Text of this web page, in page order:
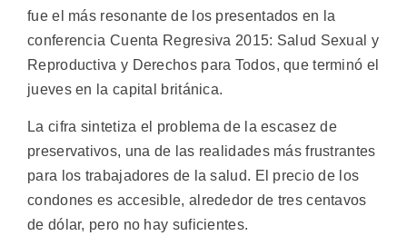
fue el más resonante de los presentados en la
conferencia Cuenta Regresiva 2015: Salud Sexual y
Reproductiva y Derechos para Todos, que terminó el
jueves en la capital británica.
La cifra sintetiza el problema de la escasez de
preservativos, una de las realidades más frustrantes
para los trabajadores de la salud. El precio de los
condones es accesible, alrededor de tres centavos
de dólar, pero no hay suficientes.